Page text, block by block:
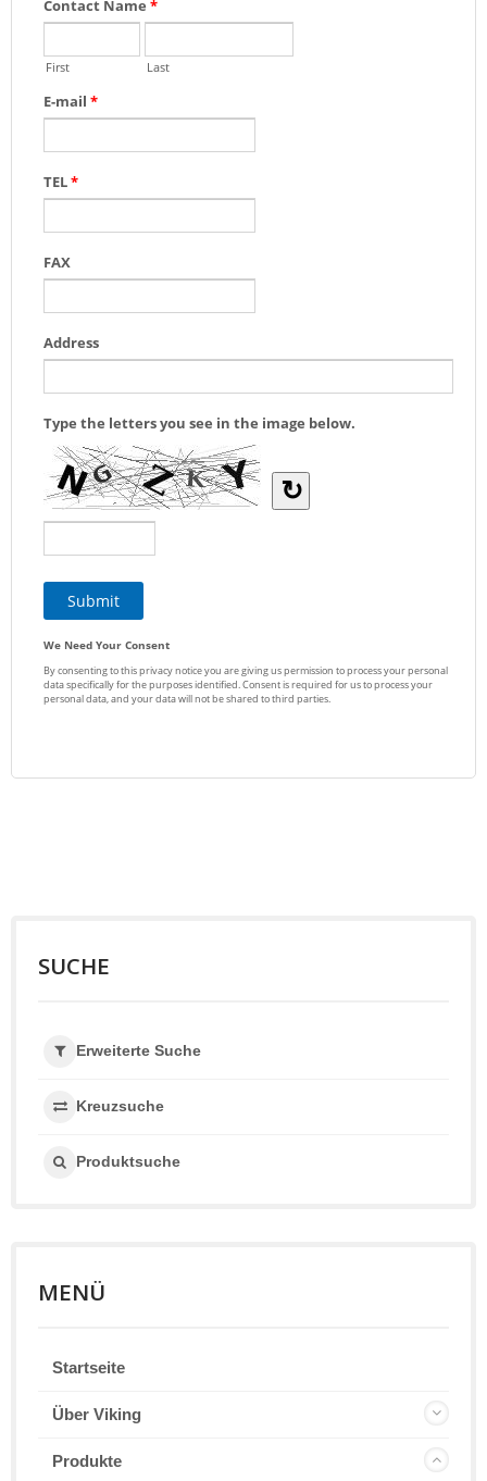
SUCHE
Erweiterte Suche
Kreuzsuche
Produktsuche
MENÜ
Startseite
Über Viking
Produkte